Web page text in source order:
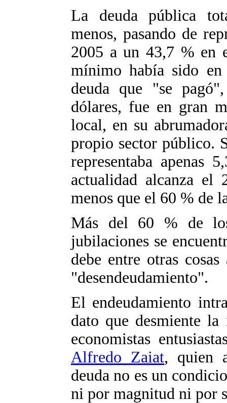
La deuda pública
menos, pasando de
2005 a un 43,7 % en
mínimo había sido
deuda que "se
dólares, fue en gran
local, en su
propio sector público.
representaba
actualidad alcanza el
menos que el 60 % de
Más del 60 % de
jubilaciones se
debe entre otras
"desendeudamiento".
El endeudamiento
dato que desmiente
economistas
Alfredo Zaiat, quien
deuda no es un
ni por magnitud ni por